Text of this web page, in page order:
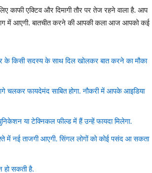
एक्टिव और दिमागी तौर पर तेज रहने वाला है. आप
में आएगी. बातचीत करने की आपकी कला आज आपको कई
के किसी सदस्य के साथ दिल खोलकर बात करने का मौका
चलकर फायदेमंद साबित होगा. नौकरी में आपके आइडिया
या टेक्निकल फील्ड में हैं उन्हें फायदा मिलेगा.
में नई ताजगी आएगी. सिंगल लोगों को कोई पसंद आ सकता
हो सकती है.